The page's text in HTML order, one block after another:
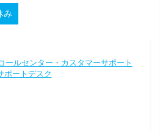
み
ールセンター・カスタマーサポート
ポートデスク